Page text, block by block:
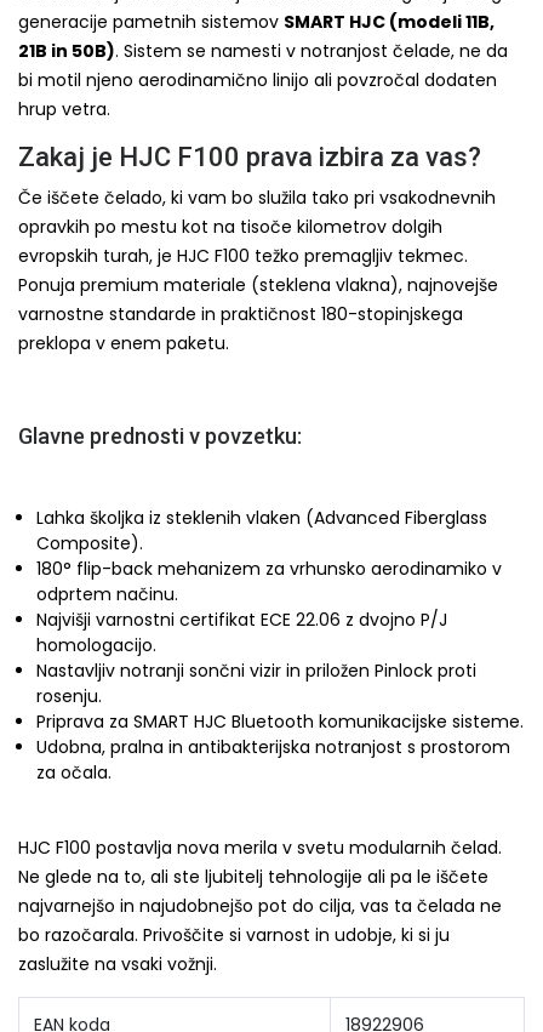
generacije pametnih sistemov SMART HJC (modeli 11B,
21B in 50B). Sistem se namesti v notranjost čelade, ne da
bi motil njeno aerodinamično linijo ali povzročal dodaten
hrup vetra.
Zakaj je HJC F100 prava izbira za vas?
Če iščete čelado, ki vam bo služila tako pri vsakodnevnih
opravkih po mestu kot na tisoče kilometrov dolgih
evropskih turah, je HJC F100 težko premagljiv tekmec.
Ponuja premium materiale (steklena vlakna), najnovejše
varnostne standarde in praktičnost 180-stopinjskega
preklopa v enem paketu.
Glavne prednosti v povzetku:
Lahka školjka iz steklenih vlaken (Advanced Fiberglass
Composite).
180° flip-back mehanizem za vrhunsko aerodinamiko v
odprtem načinu.
Najvišji varnostni certifikat ECE 22.06 z dvojno P/J
homologacijo.
Nastavljiv notranji sončni vizir in priložen Pinlock proti
rosenju.
Priprava za SMART HJC Bluetooth komunikacijske sisteme.
Udobna, pralna in antibakterijska notranjost s prostorom
za očala.
HJC F100 postavlja nova merila v svetu modularnih čelad.
Ne glede na to, ali ste ljubitelj tehnologije ali pa le iščete
najvarnejšo in najudobnejšo pot do cilja, vas ta čelada ne
bo razočarala. Privoščite si varnost in udobje, ki si ju
zaslužite na vsaki vožnji.
EAN koda 18922906